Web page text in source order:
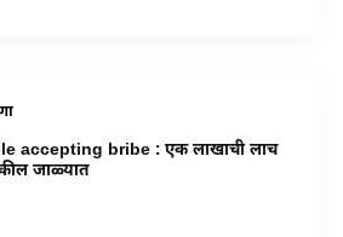
accepting bribe : एक लाखाची लाच
जाळ्यात